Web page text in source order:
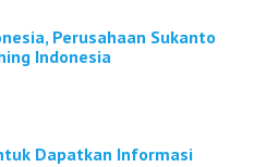
Perusahaan Sukanto
Indonesia
Dapatkan Informasi